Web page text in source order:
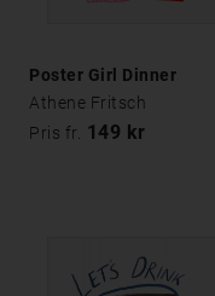
Poster Girl Dinner
Athene Fritsch
Pris fr. 149 kr